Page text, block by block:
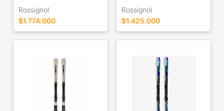
Rossignol
$1.774.000
Rossignol
$1.425.000